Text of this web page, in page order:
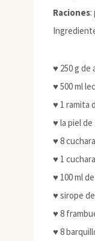
Raciones:
♥ 250 g de
♥ 500 ml
♥ 1 ramita
♥ la piel de
♥ 8
♥ 1
♥ 100 ml
♥ sirope
♥ 8
♥ 8